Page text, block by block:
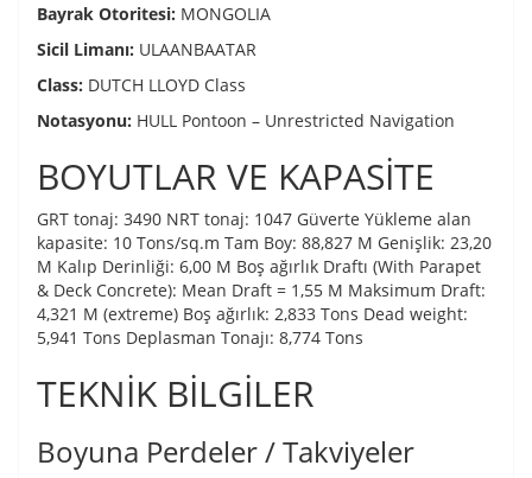
Bayrak Otoritesi: MONGOLIA
Sicil Limanı: ULAANBAATAR
Class: DUTCH LLOYD Class
Notasyonu: HULL Pontoon – Unrestricted Navigation
BOYUTLAR VE KAPASİTE
GRT tonaj: 3490 NRT tonaj: 1047 Güverte Yükleme alan
kapasite: 10 Tons/sq.m Tam Boy: 88,827 M Genişlik: 23,20
M Kalıp Derinliği: 6,00 M Boş ağırlık Draftı (With Parapet
& Deck Concrete): Mean Draft = 1,55 M Maksimum Draft:
4,321 M (extreme) Boş ağırlık: 2,833 Tons Dead weight:
5,941 Tons Deplasman Tonajı: 8,774 Tons
TEKNİK BİLGİLER
Boyuna Perdeler / Takviyeler